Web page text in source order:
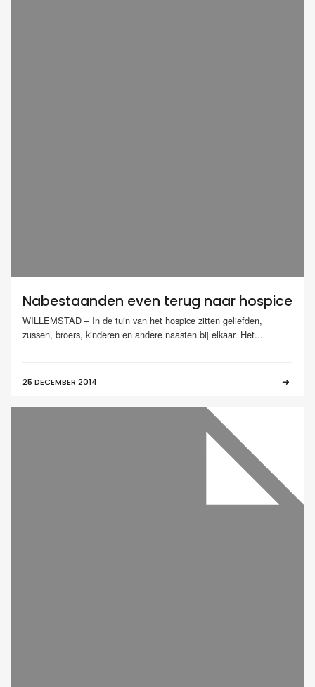
Nabestaanden even terug naar hospice
WILLEMSTAD – In de tuin van het hospice zitten geliefden,
zussen, broers, kinderen en andere naasten bij elkaar. Het...
25 DECEMBER 2014